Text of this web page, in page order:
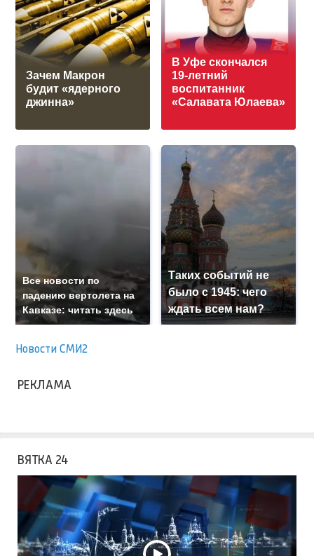
Зачем Макрон
будит «ядерного
джинна»
В Уфе скончался
19-летний
воспитанник
«Салавата Юлаева»
Все новости по
падению вертолета на
Кавказе: читать здесь
Таких событий не
было с 1945: чего
ждать всем нам?
Новости СМИ2
РЕКЛАМА
ВЯТКА 24